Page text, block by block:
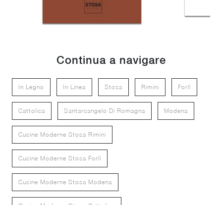
Continua a navigare
In Legno In Linea Stosa Rimini Forlì
Cattolica Santarcangelo Di Romagna Modena
Cucine Moderne Stosa Rimini
Cucine Moderne Stosa Forlì
Cucine Moderne Stosa Modena